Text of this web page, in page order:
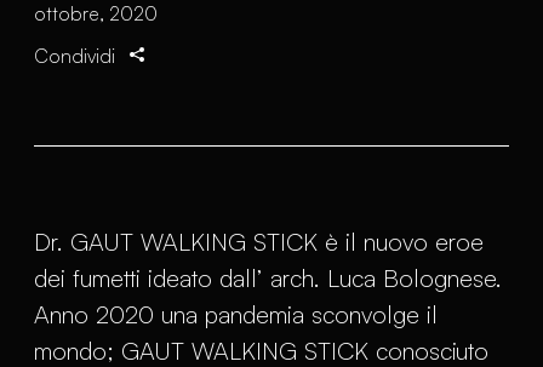
ottobre, 2020
Condividi
Dr. GAUT WALKING STICK è il nuovo eroe
dei fumetti ideato dall’ arch. Luca Bolognese.
Anno 2020 una pandemia sconvolge il
mondo; GAUT WALKING STICK conosciuto